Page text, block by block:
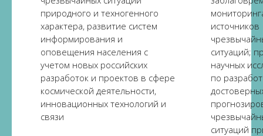
природного и техногенного
характера, развитие систем
информирования и
оповещения населения с
учетом новых российских
разработок и проектов в сфере
космической деятельности,
инновационных технологий и
связи
источников
ситуаций;
научных
по
ситуаций